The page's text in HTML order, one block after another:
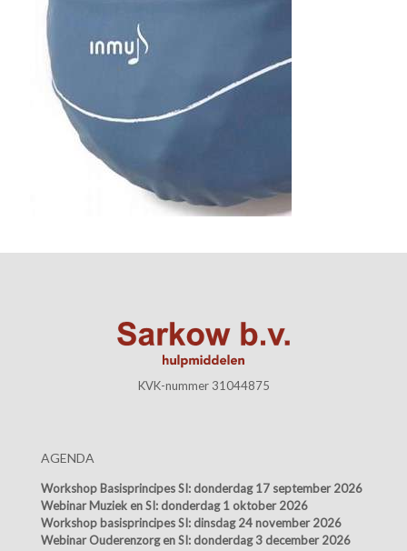
KVK-nummer 31044875
AGENDA
Workshop Basisprincipes SI: donderdag 17 september 2026
Webinar Muziek en SI: donderdag 1 oktober 2026
Workshop basisprincipes SI: dinsdag 24 november 2026
Webinar Ouderenzorg en SI: donderdag 3 december 2026